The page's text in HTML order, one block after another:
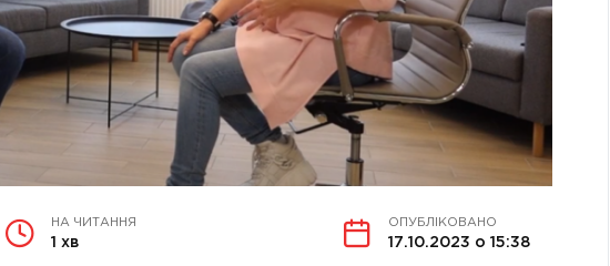
НА ЧИТАННЯ
1 хв
ОПУБЛІКОВАНО
17.10.2023 о 15:38